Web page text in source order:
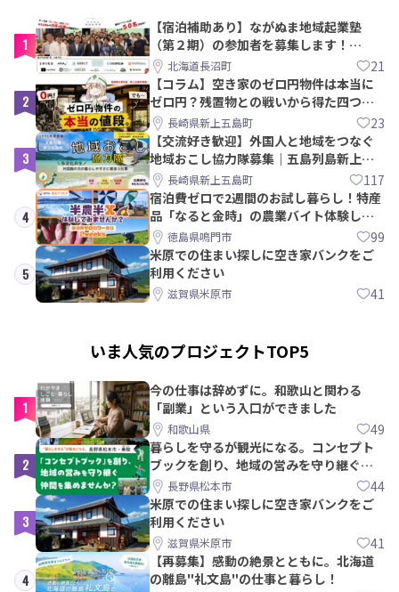
1
【宿泊補助あり】ながぬま地域起業塾
（第２期）の参加者を募集します！
【8/21〆】
北海道長沼町 21
2
【コラム】空き家のゼロ円物件は本当に
ゼロ円？残置物との戦いから得た四つの
教訓｜新上五島町
長崎県新上五島町 23
3
【交流好き歓迎】外国人と地域をつなぐ
地域おこし協力隊募集｜五島列島新上五
島町長崎県新上五島町 117
4
宿泊費ゼロで2週間のお試し暮らし！特産
品「なると金時」の農業バイト体験して
みませんか？
徳島県鳴門市 99
5
米原での住まい探しに空き家バンクをご
利用ください
滋賀県米原市 41
いま人気のプロジェクトTOP5
1
今の仕事は辞めずに。和歌山と関わる
「副業」という入口ができました
和歌山県 49
2
暮らしを守るが観光になる。コンセプト
ブックを創り、地域の営みを守り継ぐ仲
間を集めませんか？
長野県松本市 44
3
米原での住まい探しに空き家バンクをご
利用ください
滋賀県米原市 41
4
【再募集】感動の絶景とともに。北海道
の離島"礼文島"の仕事と暮らし！